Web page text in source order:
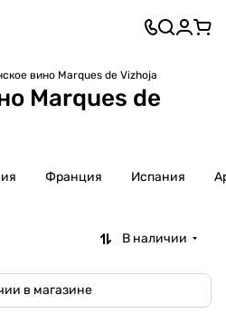
вино Marques de Vizhoja
Marques de
Франция Испания
В наличии
в магазине